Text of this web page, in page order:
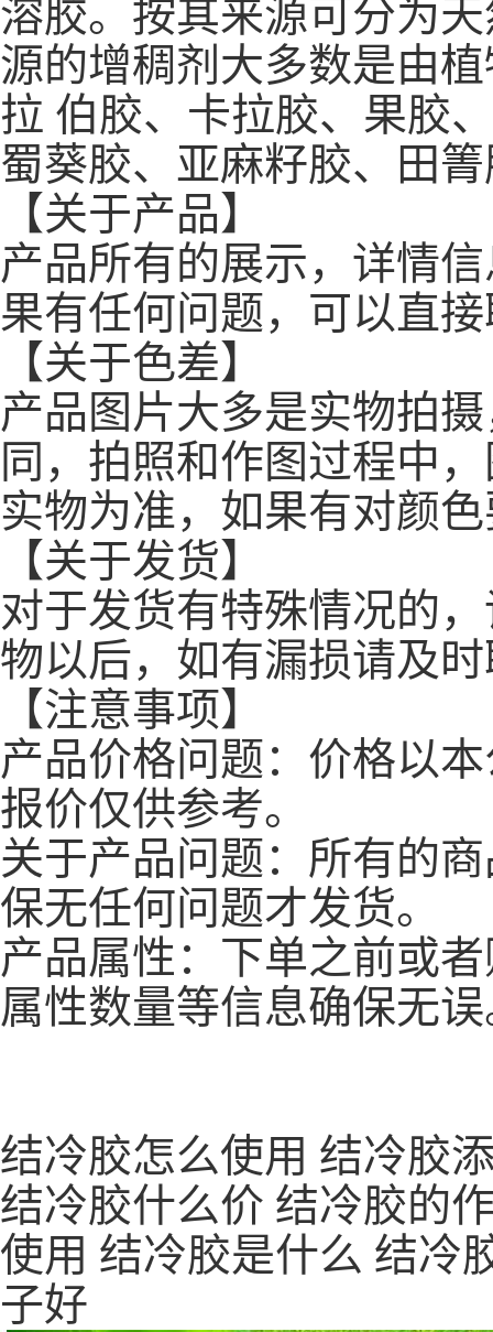
溶胶。按其来源可分为
源的增稠剂大多数是由
拉 伯胶、卡拉胶、果胶
蜀葵胶、亚麻籽胶、田
【关于产品】
产品所有的展示，详情
果有任何问题，可以直
【关于色差】
产品图片大多是实物拍
同，拍照和作图过程中
实物为准，如果有对颜
【关于发货】
对于发货有特殊情况的
物以后，如有漏损请及
【注意事项】
产品价格问题：价格以
报价仅供参考。
关于产品问题：所有的
保无任何问题才发货。
产品属性：下单之前或
属性数量等信息确保无
结冷胶怎么使用 结冷胶
结冷胶什么价 结冷胶的
使用 结冷胶是什么 结冷
子好